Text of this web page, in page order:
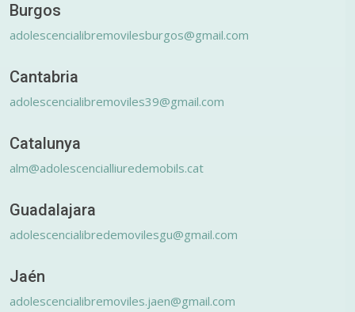
Burgos
adolescencialibremovilesburgos@gmail.com
Cantabria
adolescencialibremoviles39@gmail.com
Catalunya
alm@adolescencialliuredemobils.cat
Guadalajara
adolescencialibredemovilesgu@gmail.com
Jaén
adolescencialibremoviles.jaen@gmail.com